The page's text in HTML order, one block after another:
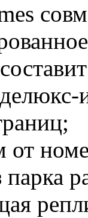
от
парка